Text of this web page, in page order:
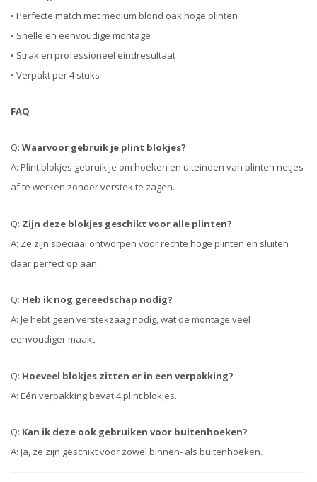
• Perfecte match met medium blond oak hoge plinten
• Snelle en eenvoudige montage
• Strak en professioneel eindresultaat
• Verpakt per 4 stuks
FAQ
Q: Waarvoor gebruik je plint blokjes?
A: Plint blokjes gebruik je om hoeken en uiteinden van plinten netjes
af te werken zonder verstek te zagen.
Q: Zijn deze blokjes geschikt voor alle plinten?
A: Ze zijn speciaal ontworpen voor rechte hoge plinten en sluiten
daar perfect op aan.
Q: Heb ik nog gereedschap nodig?
A: Je hebt geen verstekzaag nodig, wat de montage veel
eenvoudiger maakt.
Q: Hoeveel blokjes zitten er in een verpakking?
A: Eén verpakking bevat 4 plint blokjes.
Q: Kan ik deze ook gebruiken voor buitenhoeken?
A: Ja, ze zijn geschikt voor zowel binnen- als buitenhoeken.